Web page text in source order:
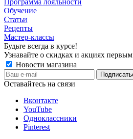
Программа лояльности
Обучение
Статьи
Рецепты
Мастер-классы
Будьте всегда в курсе!
Узнавайте о скидках и акциях первым
Новости магазина
Оставайтесь на связи
Вконтакте
YouTube
Одноклассники
Pinterest